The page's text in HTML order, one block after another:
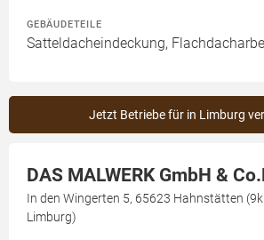
GEBÄUDETEILE
Satteldacheindeckung,
Jetzt Betriebe für in Limburg
DAS MALWERK GmbH &
In den Wingerten 5, 65623 Hahnstätten
Limburg)